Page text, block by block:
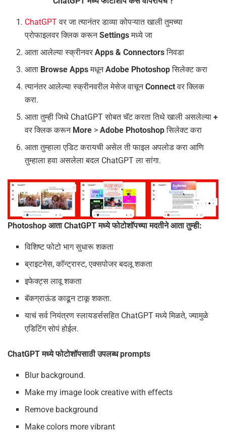
ChatGPTवर जा त्यानंतर डाव्या कोपऱ्यात खाली तुमच्या
प्रोफाइलवर क्लिक करूनSettingsमध्ये जा
आता आलेल्या स्क्रीनवरApps & Connectorsनिवडा
आता Browse AppsमधूनAdobe Photoshopसिलेक्ट करा
त्यानंतर आलेल्या स्क्रीनवरील मेसेज वाचूनConnectवर क्लिक
करा.
आता तुम्ही जिथे ChatGPT सोबत चॅट करता तिथे खाली असलेल्या+
वर क्लिक करून More >Adobe Photoshopसिलेक्ट करा
आता तुम्हाला एडिट करायची असेल ती फाइल अपलोड करा आणि
तुम्हाला हवा असलेला बदल ChatGPT ला सांगा.
Photoshop आता ChatGPT मध्ये फोटोशॉपच्या मदतीने आता तुम्ही:
विशिष्ट फोटो भाग सुधारू शकता
ब्राइटनेस, कॉन्ट्रास्ट, एक्सपोजर बदलू शकता
इफेक्ट्स लावू शकता
बॅकग्राऊंड काढून टाकू शकता.
याचं सर्व नियंत्रण स्लायडर्ससहित ChatGPT मध्ये मिळते, ज्यामुळे
एडिटिंग सोपं होईल.
ChatGPT मध्ये फोटोशॉपसाठी उपलब्ध prompts
Blur background.
Make my image look creative with effects
Remove background
Make colors more vibrant